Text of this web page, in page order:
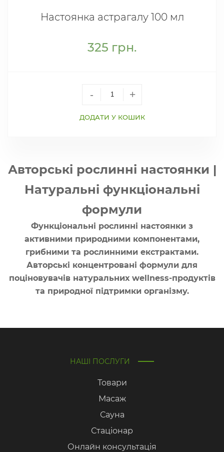
Настоянка астрагалу 100 мл
325 грн.
- +
ДОДАТИ У КОШИК
Авторські рослинні настоянки |
Натуральні функціональні
формули
Функціональні рослинні настоянки з
активними природними компонентами,
грибними та рослинними екстрактами.
Авторські концентровані формули для
поціновувачів натуральних wellness-продуктів
та природної підтримки організму.
НАШІ ПОСЛУГИ
Товари
Масаж
Сауна
Стаціонар
Онлайн консультація